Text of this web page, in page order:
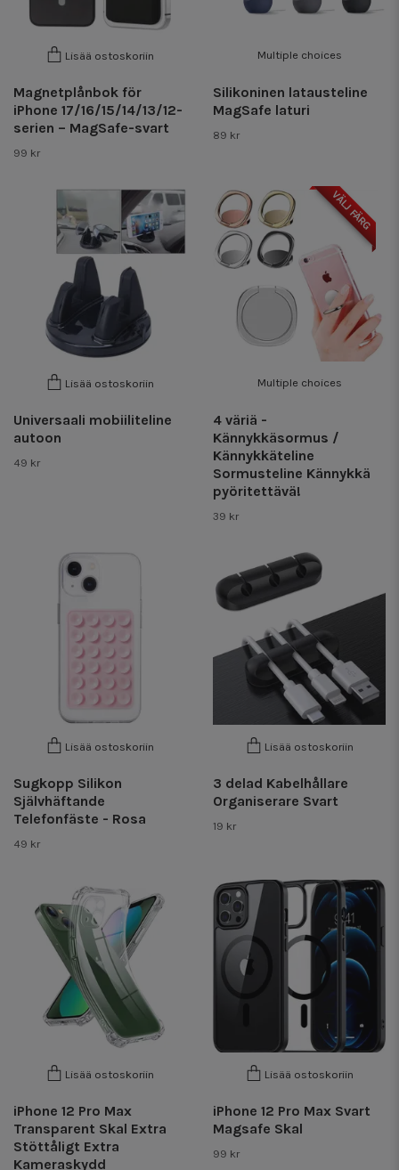
Lisää ostoskoriin
Magnetplånbok för
iPhone 17/16/15/14/13/12-
serien – MagSafe-svart
99 kr
Multiple choices
Silikoninen latausteline
MagSafe laturi
89 kr
Lisää ostoskoriin
Universaali mobiiliteline
autoon
49 kr
VÄLJ FÄRG
Multiple choices
4 väriä -
Kännykkäsormus /
Kännykkäteline
Sormusteline Kännykkä
pyöritettävä!
39 kr
Lisää ostoskoriin
Sugkopp Silikon
Självhäftande
Telefonfäste - Rosa
49 kr
Lisää ostoskoriin
3 delad Kabelhållare
Organiserare Svart
19 kr
Lisää ostoskoriin
iPhone 12 Pro Max
Transparent Skal Extra
Stöttåligt Extra
Kameraskydd
Lisää ostoskoriin
iPhone 12 Pro Max Svart
Magsafe Skal
99 kr